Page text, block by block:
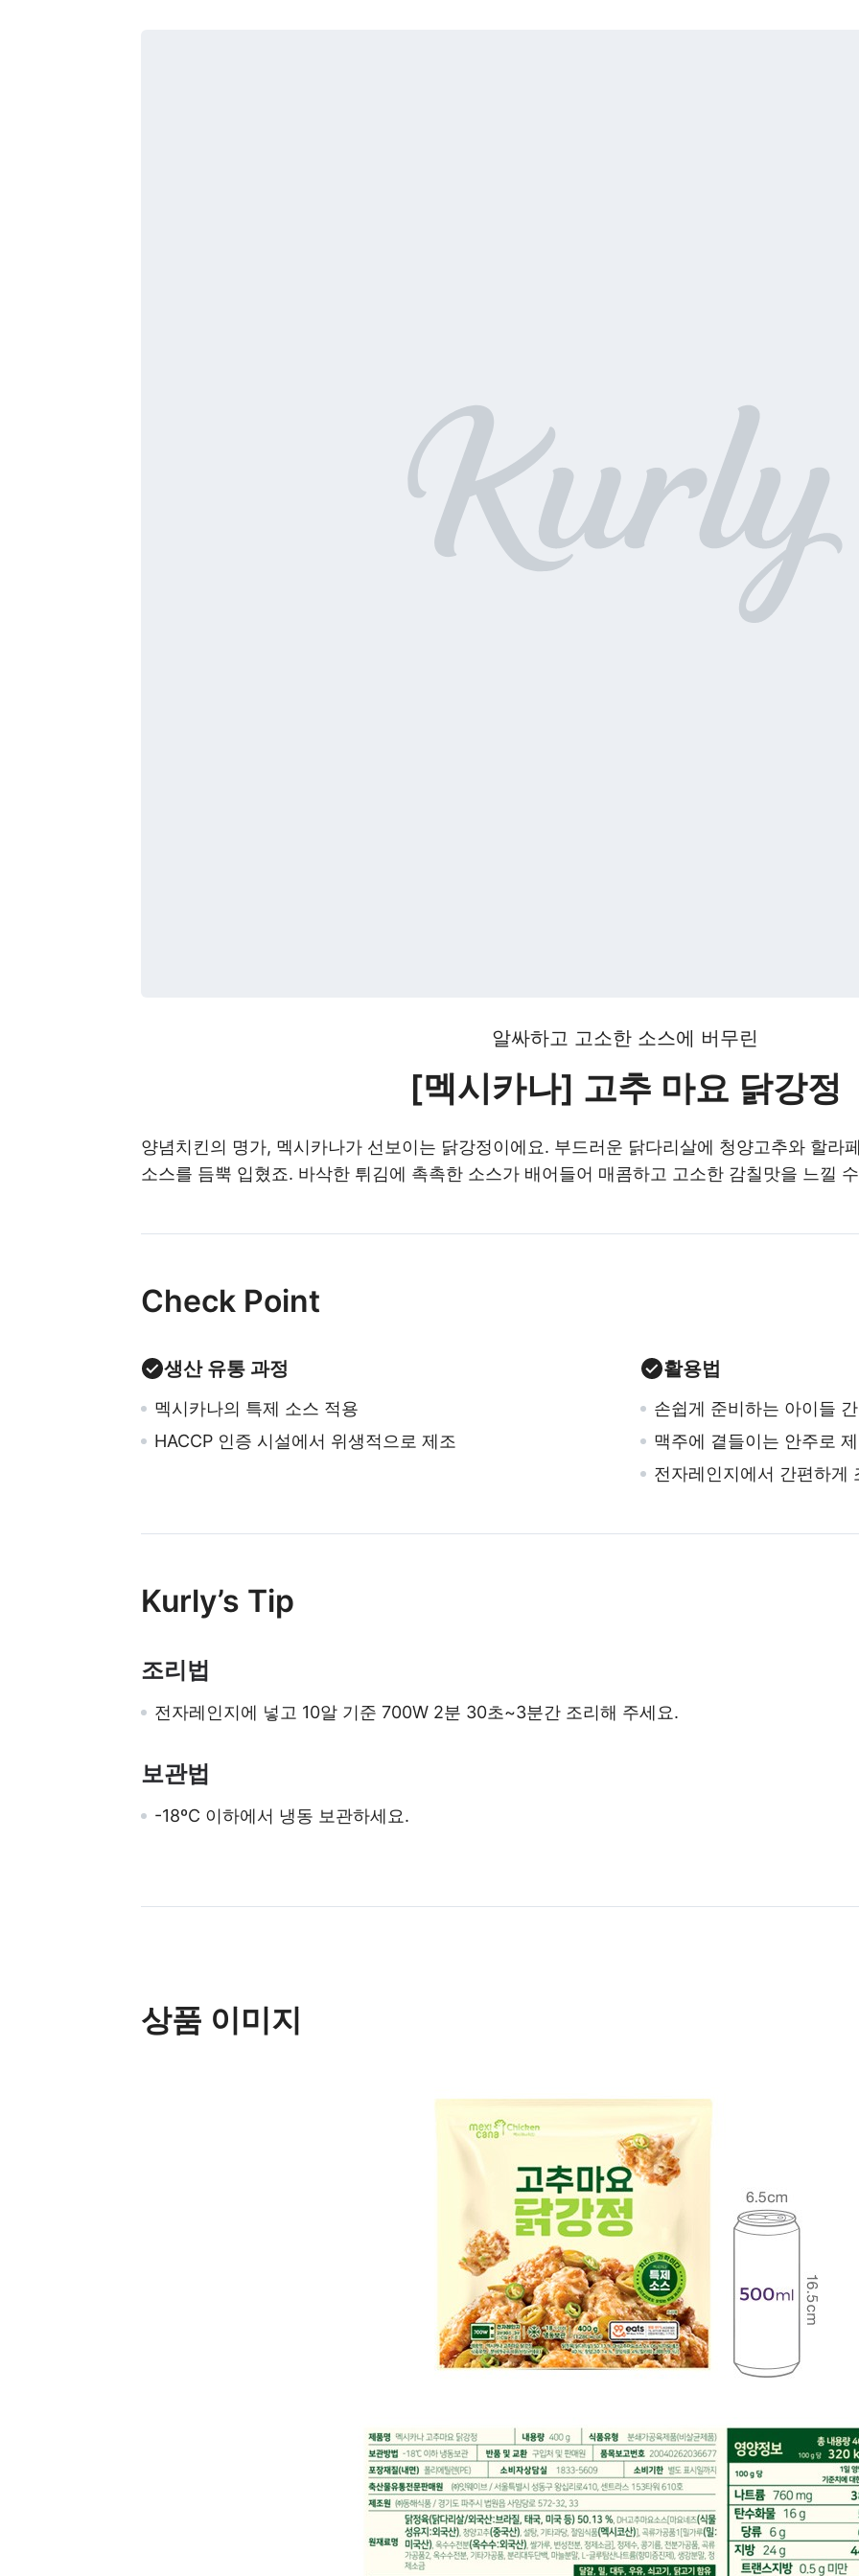
알싸하고 고소한 소스에 버무린
[멕시카나] 고추 마요 닭강정
양념치킨의 명가, 멕시카나가 선보이는 닭강정이에요. 부드러운 닭다리살에 청양고추와 할라
소스를 듬뿍 입혔죠. 바삭한 튀김에 촉촉한 소스가 배어들어 매콤하고 고소한 감칠맛을 느낄
Check Point
생산 유통 과정
멕시카나의 특제 소스 적용
HACCP 인증 시설에서 위생적으로 제조
활용법
손쉽게 준비하는 아이들
맥주에 곁들이는 안주로
전자레인지에서 간편하게
Kurly’s Tip
조리법
전자레인지에 넣고 10알 기준 700W 2분 30초~3분간 조리해 주세요.
보관법
-18ºC 이하에서 냉동 보관하세요.
상품 이미지